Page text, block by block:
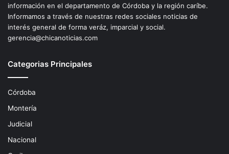
información en el departamento de Córdoba y la región caríbe.
Informamos a través de nuestras redes sociales noticias de
interés general de forma veráz, imparcial y social.
gerencia@chicanoticias.com
Categorias Principales
Córdoba
Montería
Judicial
Nacional